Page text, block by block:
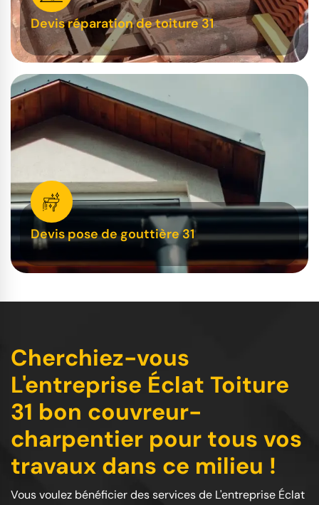
Devis réparation de toiture 31
Devis pose de gouttière 31
Cherchiez-vous
L'entreprise Éclat Toiture
31 bon couvreur-
charpentier pour tous vos
travaux dans ce milieu !
Vous voulez bénéficier des services de L'entreprise Éclat